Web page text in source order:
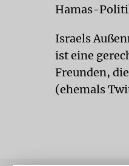
Hamas-
Israels
ist eine
Freunden,
(ehemals